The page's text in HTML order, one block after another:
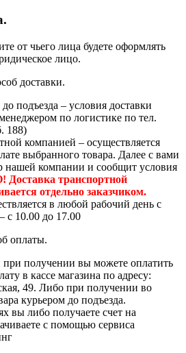
от чьего лица будете оформлять
лицо.
доставки.
подъезда – условия доставки
по логистике по тел.
188)
компанией – осуществляется
выбранного товара. Далее с вами
нашей компании и сообщит условия
транспортной
отдельно заказчиком.
в любой рабочий день с
с 10.00 до 17.00
оплаты.
при получении вы можете оплатить
в кассе магазина по адресу:
49. Либо при получении во
курьером до подъезда.
вы либо получаете счет на
с помощью сервиса